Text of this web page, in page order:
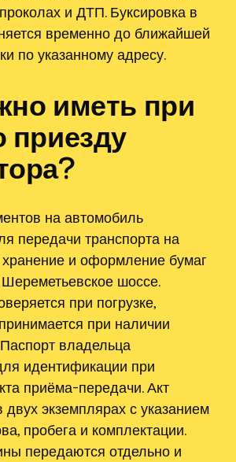
и ДТП. Буксировка в
временно до ближайшей
по указанному адресу.
иметь при
приезду
на автомобиль
передачи транспорта на
хранение и оформление бумаг
шоссе.
при погрузке,
при наличии
владельца
идентификации при
приёма-передачи. Акт
двух экземплярах с указанием
пробега и комплектации.
передаются отдельно и